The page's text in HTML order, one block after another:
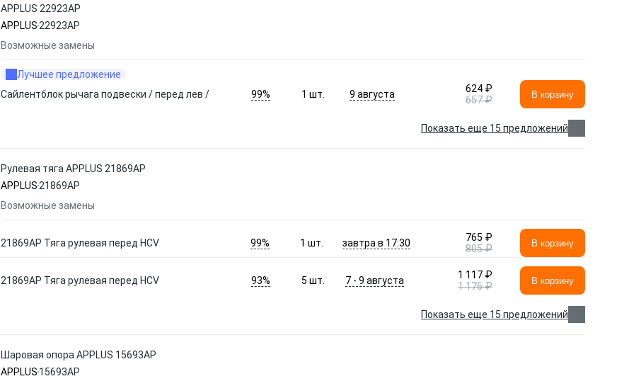
APPLUS 22923AP
APPLUS 22923AP
Возможные замены
Лучшее предложение
Сайлентблок рычага подвески / перед лев /
99% 1шт. 9 августа
624 ₽
657 ₽
В корзину
Показать еще 15 предложений
Рулевая тяга APPLUS 21869AP
APPLUS 21869AP
Возможные замены
21869AP Тяга рулевая перед HCV 99% 1шт. завтра в 17:30
765 ₽
805 ₽
В корзину
21869AP Тяга рулевая перед HCV 93% 5шт. 7 - 9 августа
1 117 ₽
1 176 ₽
В корзину
Показать еще 15 предложений
Шаровая опора APPLUS 15693AP
APPLUS 15693AP